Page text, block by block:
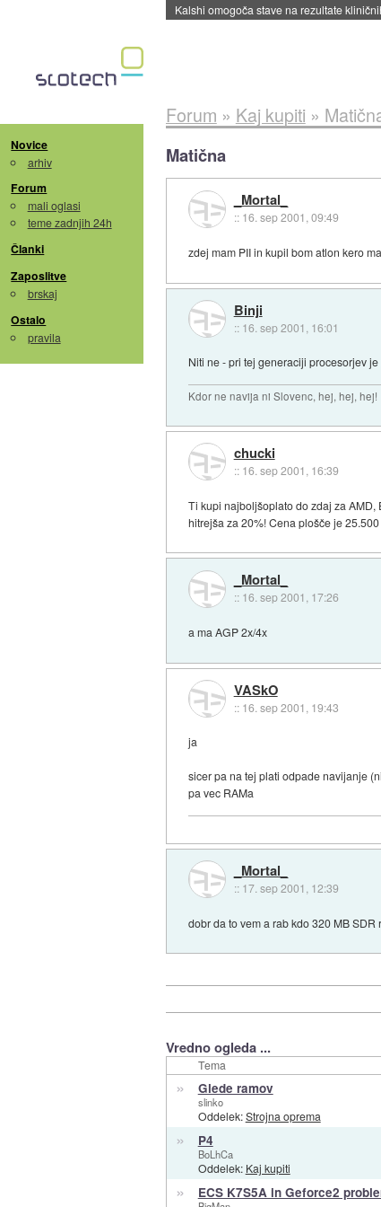
Kalshi omogoča stave na rezultate
Novice
arhiv
Forum
mali oglasi
teme zadnjih 24h
Članki
Zaposlitve
brskaj
Ostalo
pravila
Forum » Kaj kupiti »
Matična
_Mortal_
:: 16. sep 2001, 09:49
zdej mam PII in kupil bom atlon kero
Binji
:: 16. sep 2001, 16:01
Niti ne - pri tej generaciji procesorjev
Kdor ne navija ni Slovenc, hej, hej, hej!
chucki
:: 16. sep 2001, 16:39
Ti kupi najboljšoplato do zdaj za
hitrejša za 20%! Cena plošče je
_Mortal_
:: 16. sep 2001, 17:26
a ma AGP 2x/4x
VASkO
:: 16. sep 2001, 19:43
ja
sicer pa na tej plati odpade navijanje
pa vec RAMa
_Mortal_
:: 17. sep 2001, 12:39
dobr da to vem a rab kdo 320 MB SDR
Vredno ogleda ...
Tema
» Glede ramov
slinko
Oddelek:Strojna oprema
» P4
BoLhCa
Oddelek: Kaj kupiti
» ECS K7S5A in Geforce2